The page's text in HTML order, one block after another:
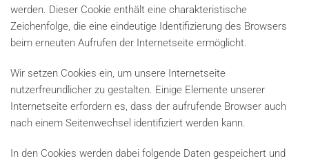
werden. Dieser Cookie enthält eine charakteristische
Zeichenfolge, die eine eindeutige Identifizierung des Browsers
beim erneuten Aufrufen der Internetseite ermöglicht.
Wir setzen Cookies ein, um unsere Internetseite
nutzerfreundlicher zu gestalten. Einige Elemente unserer
Internetseite erfordern es, dass der aufrufende Browser auch
nach einem Seitenwechsel identifiziert werden kann.
In den Cookies werden dabei folgende Daten gespeichert und